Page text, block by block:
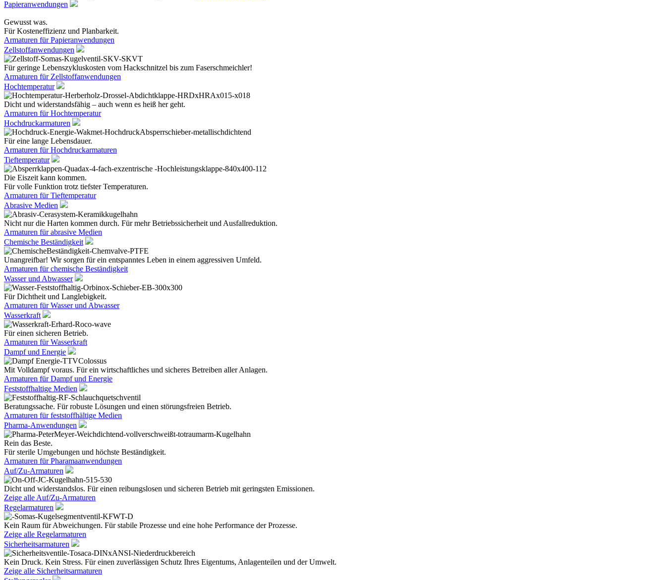
Papieranwendungen
Gewusst was.
Für Kosteneffizienz und Planbarkeit.
Armaturen für Papieranwendungen
Zellstoffanwendungen
Für geringe Lebenszykluskosten vom Hackschnitzel bis zum Faserschmeichler!
Armaturen für Zellstoffanwendungen
Hochtemperatur
Dicht und widerstandsfähig – auch wenn es heiß her geht.
Armaturen für Hochtemperatur
Hochdruckarmaturen
Für eine lange Lebensdauer.
Armaturen für Hochdruckarmaturen
Tieftemperatur
Die Eiszeit kann kommen.
Für volle Funktion trotz tiefster Temperaturen.
Armaturen für Tieftemperatur
Abrasive Medien
Nicht nur die Harten kommen durch. Für mehr Betriebssicherheit und Ausfallreduktion.
Armaturen für abrasive Medien
Chemische Beständigkeit
Unangreifbar! Wir sorgen für ein entspanntes Leben in einem aggressiven Umfeld.
Armaturen für chemische Beständigkeit
Wasser und Abwasser
Für Dichtheit und Langlebigkeit.
Armaturen für Wasser und Abwasser
Wasserkraft
Für einen sicheren Betrieb.
Armaturen für Wasserkraft
Dampf und Energie
Mit Volldampf voraus. Für ein wirtschaftliches und sicheres Betreiben aller Anlagen.
Armaturen für Dampf und Energie
Feststoffhaltige Medien
Beratungssache. Für robuste Lösungen und einen störungsfreien Betrieb.
Armaturen für feststoffhältige Medien
Pharma-Anwendungen
Rein das Beste.
Für sterile Umgebungen und höchste Beständigkeit.
Armaturen für Pharamaanwendungen
Auf/Zu-Armaturen
Dicht und widerstandslos. Für einen reibungslosen und sicheren Betrieb mit geringsten Emissionen.
Zeige alle Auf/Zu-Armaturen
Regelarmaturen
Kein Raum für Abweichungen. Für stabile Prozesse und eine hohe Performance der Prozesse.
Zeige alle Regelarmaturen
Sicherheitsarmaturen
Kein Druck. Kein Stress. Für einen zuverlässigen Schutz Ihres Eigentums, Anlagenteilen und der Umwelt.
Zeige alle Sicherheitsarmaturen